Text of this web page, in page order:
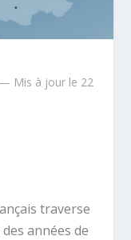
— Mis à jour le 22
traverse
années de